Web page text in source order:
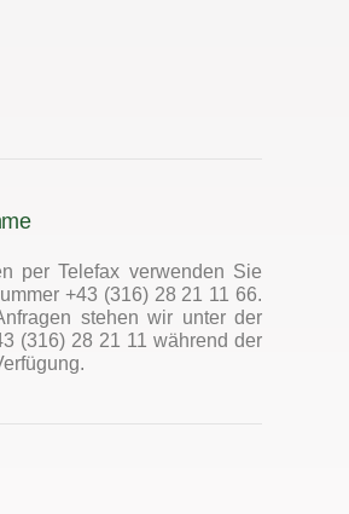
per Telefax verwenden Sie
+43 (316) 28 21 11 66.
stehen wir unter der
(316) 28 21 11 während der